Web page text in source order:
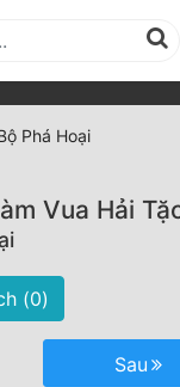
Phá Hoại
Vua Hải
(0)
Sau